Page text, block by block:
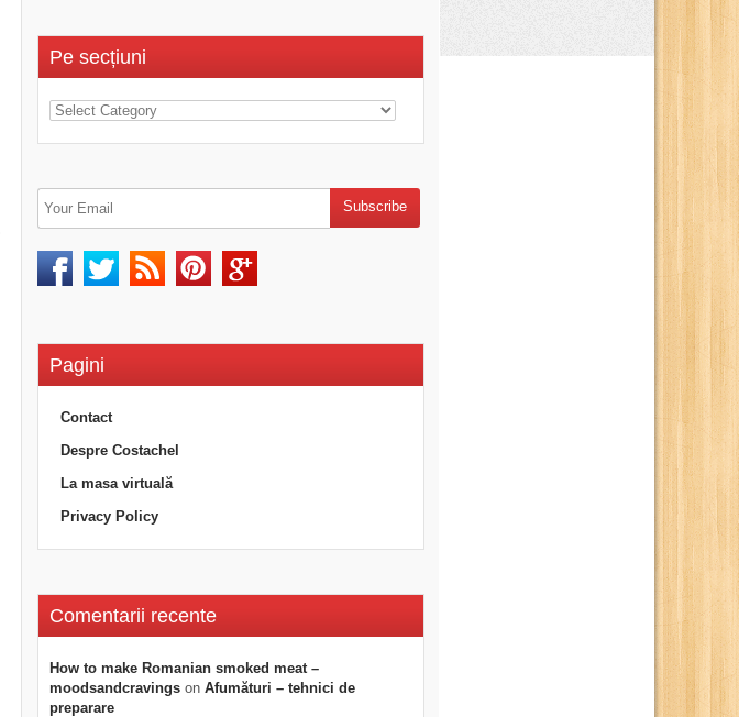
Pe secțiuni
Pagini
Contact
Despre Costachel
La masa virtuală
Privacy Policy
Comentarii recente
How to make Romanian smoked meat –
moodsandcravings on Afumături – tehnici de
preparare